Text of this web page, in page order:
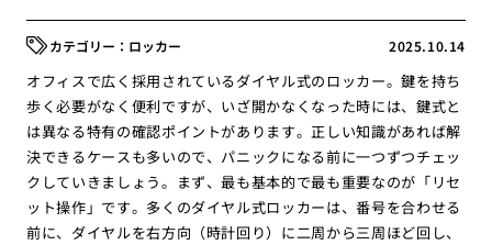
2025.10.14
ロッカー
オフィスで広く採用されているダイヤル式のロッカー。鍵を持ち
歩く必要がなく便利ですが、いざ開かなくなった時には、鍵式と
は異なる特有の確認ポイントがあります。正しい知識があれば解
決できるケースも多いので、パニックになる前に一つずつチェッ
クしていきましょう。まず、最も基本的で最も重要なのが「リセ
ット操作」です。多くのダイヤル式ロッカーは、番号を合わせる
前に、ダイヤルを右方向（時計回り）に二周から三周ほど回し、